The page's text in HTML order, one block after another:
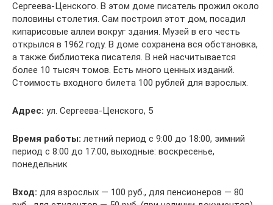
Сергеева-Ценского. В этом доме писатель прожил около
половины столетия. Сам построил этот дом, посадил
кипарисовые аллеи вокруг здания. Музей в его честь
открылся в 1962 году. В доме сохранена вся обстановка,
а также библиотека писателя. В ней насчитывается
более 10 тысяч томов. Есть много ценных изданий.
Стоимость входного билета 100 рублей для взрослых.
Адрес: ул. Сергеева-Ценского, 5
Время работы: летний период с 9:00 до 18:00, зимний
период с 8:00 до 17:00, выходные: воскресенье,
понедельник
Вход: для взрослых — 100 руб., для пенсионеров — 80